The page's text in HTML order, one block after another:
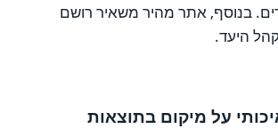
בנוסף, אתר מהיר משאיר רושם
היעד.
על מיקום בתוצאות